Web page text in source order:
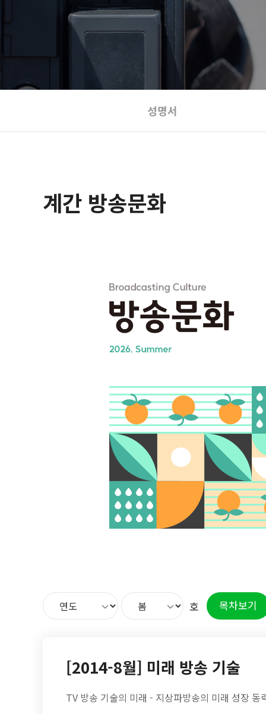
성명서
계간 방송문화
호 목차보기
[2014-8월] 미래 방송 기술
TV 방송 기술의 미래 - 지상파방송의 미래 성장 동